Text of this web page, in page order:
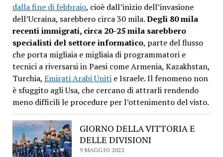
dalla fine di febbraio, cioè dall’inizio dell’invasione
dell’Ucraina, sarebbero circa 30 mila.Degli 80 mila
recenti immigrati, circa 20-25 mila sarebbero
specialisti del settore informatico, parte del flusso
che porta migliaia e migliaia di programmatori e
tecnici a riversarsi in Paesi come Armenia, Kazakhstan,
Turchia, Emirati Arabi Unitie Israele. Il fenomeno non
è sfuggito agli Usa, che cercano di attrarli rendendo
meno difficili le procedure per l’ottenimento del visto.
GIORNO DELLA VITTORIA E
DELLE DIVISIONI
9 MAGGIO 2022